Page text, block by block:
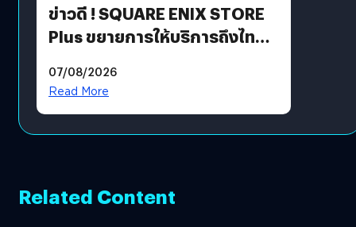
ข่าวดี ! SQUARE ENIX STORE
Plus ขยายการให้บริการถึงไทย
โดยตรง
07/08/2026
Read More
Related Content